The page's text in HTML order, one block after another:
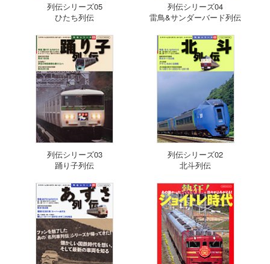
列伝シリーズ05
ひたち列伝
列伝シリーズ04
雷鳥&サンダーバード列伝
列伝シリーズ03
踊り子列伝
列伝シリーズ02
北斗列伝